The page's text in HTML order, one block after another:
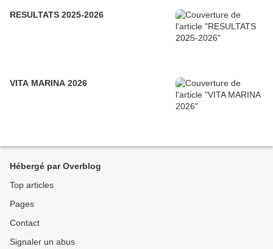
RESULTATS 2025-2026
VITA MARINA 2026
Hébergé par Overblog
Top articles
Pages
Contact
Signaler un abus